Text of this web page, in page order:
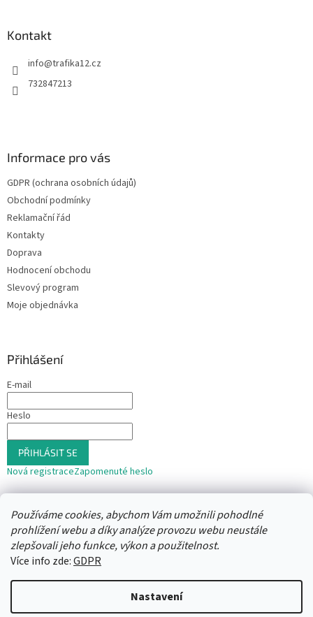
Používáme cookies, abychom Vám umožnili pohodlné
prohlížení webu a díky analýze provozu webu neustále
zlepšovali jeho funkce, výkon a použitelnost.
Více info zde:GDPR
Nastavení
Kontakt
info@trafika12.cz
732847213
Informace pro vás
GDPR (ochrana osobních údajů)
Obchodní podmínky
Reklamační řád
Kontakty
Doprava
Hodnocení obchodu
Slevový program
Moje objednávka
Přihlášení
E-mail
Heslo
PŘIHLÁSIT SE
Nová registraceZapomenuté heslo
nebo
Přihlásit se přes Seznam